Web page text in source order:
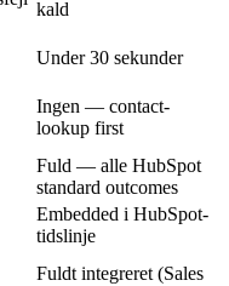
kald
Under 30 sekunder
Ingen — contact-
lookup first
Fuld — alle HubSpot
standard outcomes
Embedded i HubSpot-
tidslinje
Fuldt integreret (Sales